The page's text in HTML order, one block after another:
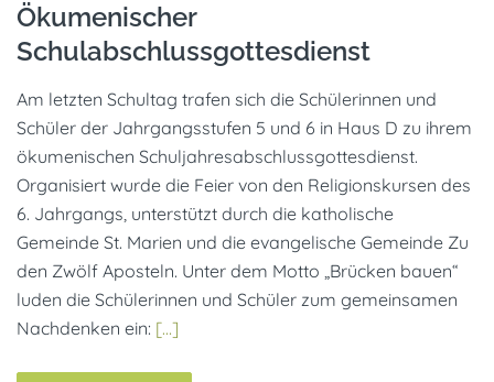
Ökumenischer
Schulabschlussgottesdienst
Am letzten Schultag trafen sich die Schülerinnen und
Schüler der Jahrgangsstufen 5 und 6 in Haus D zu ihrem
ökumenischen Schuljahresabschlussgottesdienst.
Organisiert wurde die Feier von den Religionskursen des
6. Jahrgangs, unterstützt durch die katholische
Gemeinde St. Marien und die evangelische Gemeinde Zu
den Zwölf Aposteln. Unter dem Motto „Brücken bauen“
luden die Schülerinnen und Schüler zum gemeinsamen
Nachdenken ein: […]